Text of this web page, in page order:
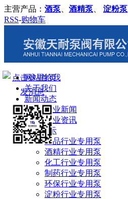
主营产品： 酒泵 酒精泵 淀粉泵
RSS-购物车
网站首页
关于我们
新闻动态
企业新闻
行业资讯
产品展示
食品行业专用泵
酒精行业专用泵
化工行业专用泵
制药行业专用泵
环保行业专用泵
淀粉行业专用泵